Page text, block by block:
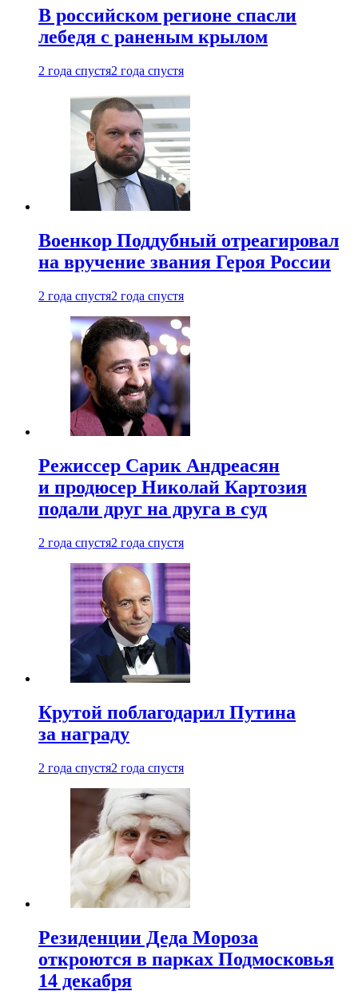
В российском регионе спасли
лебедя с раненым крылом
2 года спустя2 года спустя
Военкор Поддубный отреагировал
на вручение звания Героя России
2 года спустя2 года спустя
Режиссер Сарик Андреасян
и продюсер Николай Картозия
подали друг на друга в суд
2 года спустя2 года спустя
Крутой поблагодарил Путина
за награду
2 года спустя2 года спустя
Резиденции Деда Мороза
откроются в парках Подмосковья
14 декабря